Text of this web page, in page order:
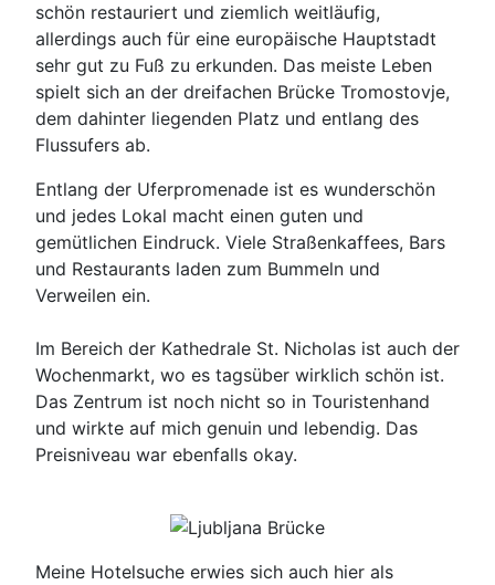
schön restauriert und ziemlich weitläufig,
allerdings auch für eine europäische Hauptstadt
sehr gut zu Fuß zu erkunden. Das meiste Leben
spielt sich an der dreifachen Brücke Tromostovje,
dem dahinter liegenden Platz und entlang des
Flussufers ab.
Entlang der Uferpromenade ist es wunderschön
und jedes Lokal macht einen guten und
gemütlichen Eindruck. Viele Straßenkaffees, Bars
und Restaurants laden zum Bummeln und
Verweilen ein.
Im Bereich der Kathedrale St. Nicholas ist auch der
Wochenmarkt, wo es tagsüber wirklich schön ist.
Das Zentrum ist noch nicht so in Touristenhand
und wirkte auf mich genuin und lebendig. Das
Preisniveau war ebenfalls okay.
Meine Hotelsuche erwies sich auch hier als